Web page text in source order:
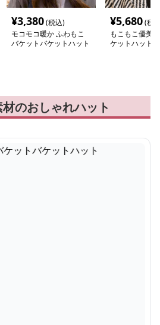
¥3,380(税込)
モコモコ暖か ふわもこ
バケットバケットハット
¥5,680(税
もこもこ優美
ケットハット
のおしゃれハット